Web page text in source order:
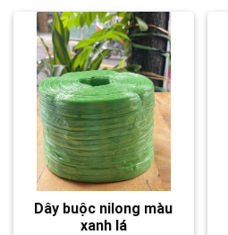
Dây buộc nilong màu
xanh lá